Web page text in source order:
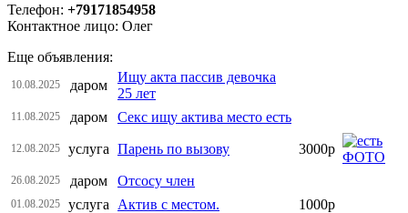
Телефон: +79171854958
Контактное лицо: Олег
Еще объявления:
10.08.2025 даром
Ищу акта пассив девочка
25 лет
11.08.2025 даром Секс ищу актива место есть
12.08.2025 услуга Парень по вызову 3000р
26.08.2025 даром Отсосу член
01.08.2025 услуга Актив с местом. 1000р